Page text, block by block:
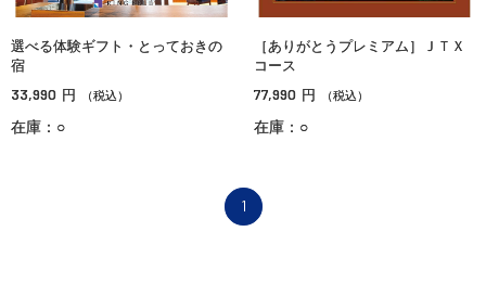
選べる体験ギフト・とっておきの
宿
33,990 円 （税込）
在庫：○
［ありがとうプレミアム］ＪＴＸ
コース
77,990 円 （税込）
在庫：○
1